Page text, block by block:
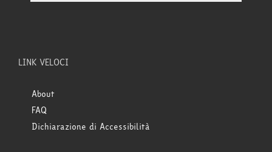
LINK VELOCI
About
FAQ
Dichiarazione di Accessibilità